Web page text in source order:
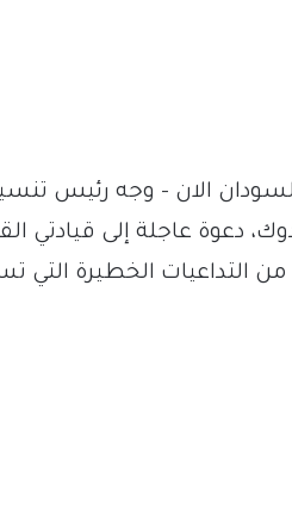
الان – وجه رئيس
دعوة عاجلة إلى قيادتي
من التداعيات الخطيرة التي